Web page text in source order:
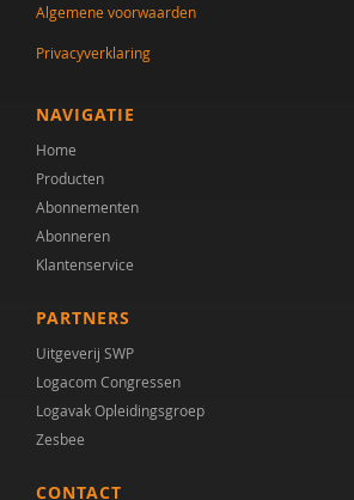
Willy De Weerdt
Steven Degrieck
Paula Dekkers-Verbon
Martine F. Delfos
Koen Devriendt
Algemene voorwaarden
Privacyverklaring
NAVIGATIE
Home
Producten
Abonnementen
Abonneren
Klantenservice
PARTNERS
Uitgeverij SWP
Logacom Congressen
Logavak Opleidingsgroep
Zesbee
CONTACT